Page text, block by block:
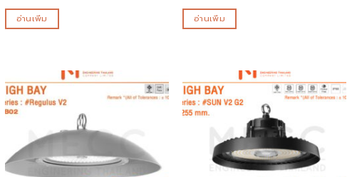
อ่านเพิ่ม อ่านเพิ่ม
wishlist wishlist